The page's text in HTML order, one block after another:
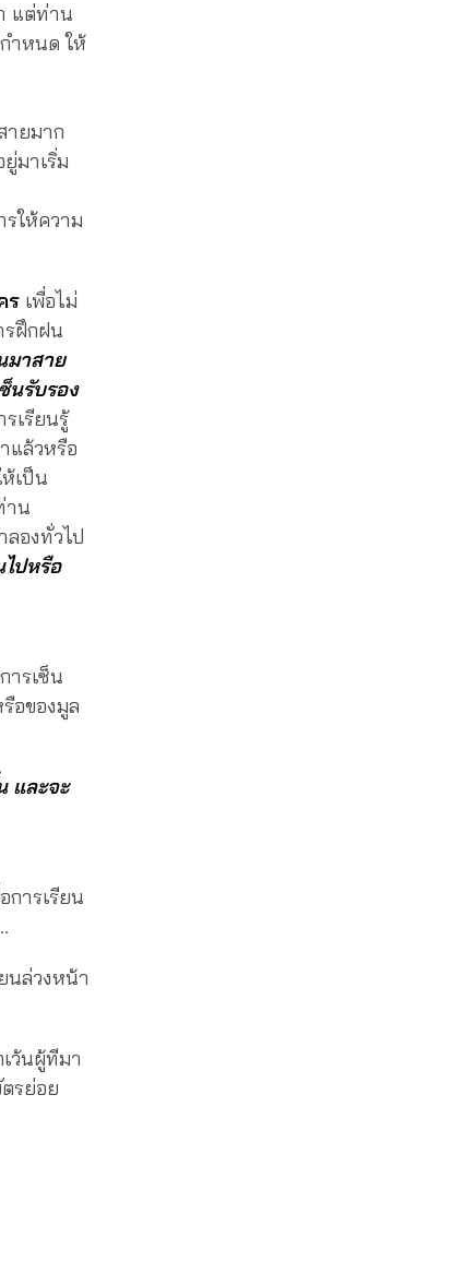
แต่ท่าน
ำหนด ให้
ายมาก
มาเริ่ม
ให้ความ
ร เพื่อไม่
รฝึกฝน
มาสาย
นรับรอง
เรียนรู้
แล้วหรือ
เป็น
าน
องทั่วไป
ปหรือ
ารเซ็น
อของมูล
และจะ
การเรียน
นล่วงหน้า
ว้นผู้ทีมา
รย่อย